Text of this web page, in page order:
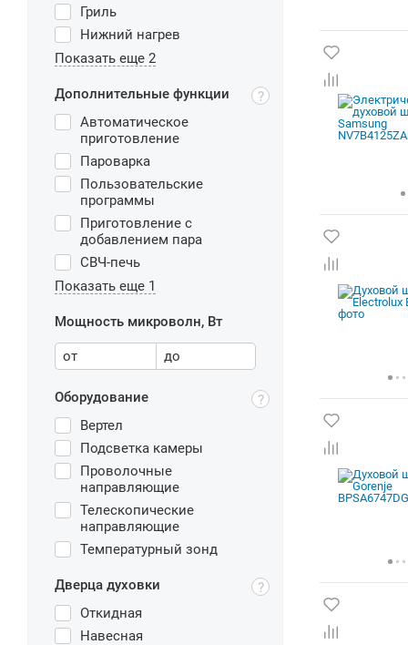
Гриль
Нижний нагрев
Показать еще 2
Дополнительные функции
Автоматическое
приготовление
Пароварка
Пользовательские
программы
Приготовление с
добавлением пара
СВЧ-печь
Показать еще 1
Мощность микроволн, Вт
от до
Оборудование
Вертел
Подсветка камеры
Проволочные
направляющие
Телескопические
направляющие
Температурный зонд
Дверца духовки
Откидная
Навесная